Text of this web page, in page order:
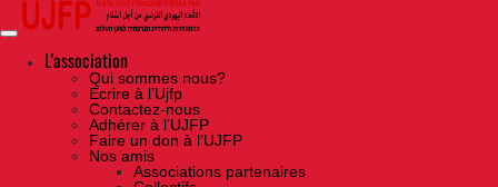
Skip
the
contentL'association
Qui sommes nous?
Ecrire à l’Ujfp
Contactez-nous
Adhérer à l’UJFP
Faire un don à l’UJFP
Nos amis
Associations partenaires